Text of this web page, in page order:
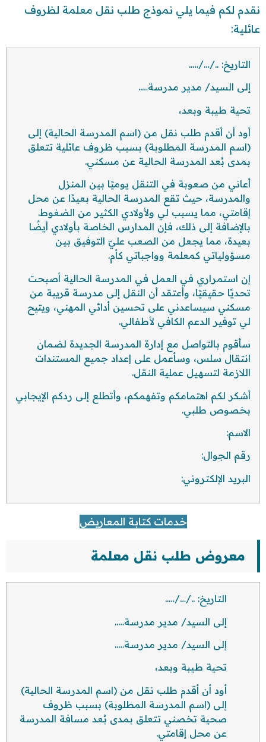
نقدم لكم فيما يلي نموذج طلب نقل معلمة لظروف
عائلية:
التاريخ: ../…/…..
إلى السيد/ مدير مدرسة…..
تحية طيبة وبعد،
أود أن أقدم طلب نقل من (اسم المدرسة الحالية) إلى
(اسم المدرسة المطلوبة) بسبب ظروف عائلية تتعلق
بمدى بُعد المدرسة الحالية عن مسكني.
أعاني من صعوبة في التنقل يوميًا بين المنزل
والمدرسة، حيث تقع المدرسة الحالية بعيدًا عن محل
إقامتي، مما يسبب لي ولأولادي الكثير من الضغوط.
بالإضافة إلى ذلك، فإن المدارس الخاصة بأولادي أيضًا
بعيدة، مما يجعل من الصعب عليّ التوفيق بين
مسؤولياتي كمعلمة وواجباتي كأم.
إن استمراري في العمل في المدرسة الحالية أصبحت
تحديًا حقيقيًا، وأعتقد أن النقل إلى مدرسة قريبة من
مسكني سيساعدني على تحسين أدائي المهني، ويتيح
لي توفير الدعم الكافي لأطفالي.
سأقوم بالتواصل مع إدارة المدرسة الجديدة لضمان
انتقال سلس، وسأعمل على إعداد جميع المستندات
اللازمة لتسهيل عملية النقل.
أشكر لكم اهتمامكم وتفهمكم، وأتطلع إلى ردكم الإيجابي
بخصوص طلبي.
الاسم:
رقم الجوال:
البريد الإلكتروني:
خدمات كتابة المعاريض
معروض طلب نقل معلمة
التاريخ: ../…/…..
إلى السيد/ مدير مدرسة…..
إلى السيد/ مدير مدرسة…..
تحية طيبة وبعد،
أود أن أقدم طلب نقل من (اسم المدرسة الحالية)
إلى (اسم المدرسة المطلوبة) بسبب ظروف
صحية تخصني تتعلق بمدى بُعد مسافة المدرسة
عن محل إقامتي.